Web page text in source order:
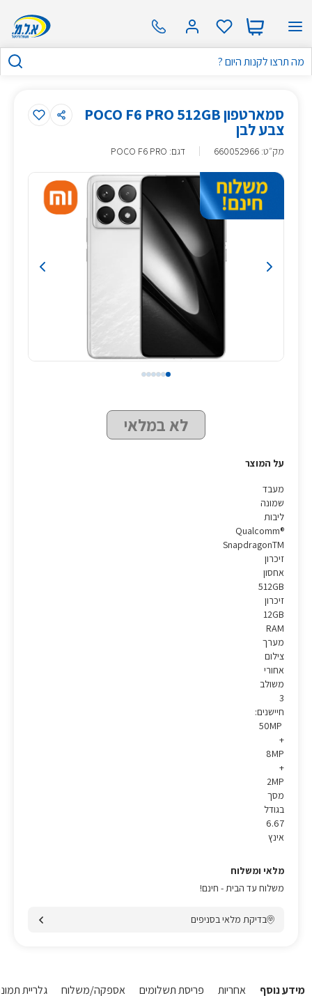
סמארטפון POCO F6 PRO 512GB
צבע לבן
מק״ט:
660052966 דגם: POCO F6 PRO
לא במלאי
על המוצר
מעבד
שמונה
ליבות
Qualcomm®
SnapdragonTM
זיכרון
אחסון
512GB
זיכרון
12GB
RAM
מערך
צילום
אחורי
משולב
3
חיישנים:
50MP
+
8MP
+
2MP
מסך
בגודל
6.67
אינץ
מלאי ומשלוח
משלוח עד הבית - חינם!
בדיקת מלאי בסניפים
מידע נוסף אחריות פריסת תשלומים אספקה/משלוח גלריית